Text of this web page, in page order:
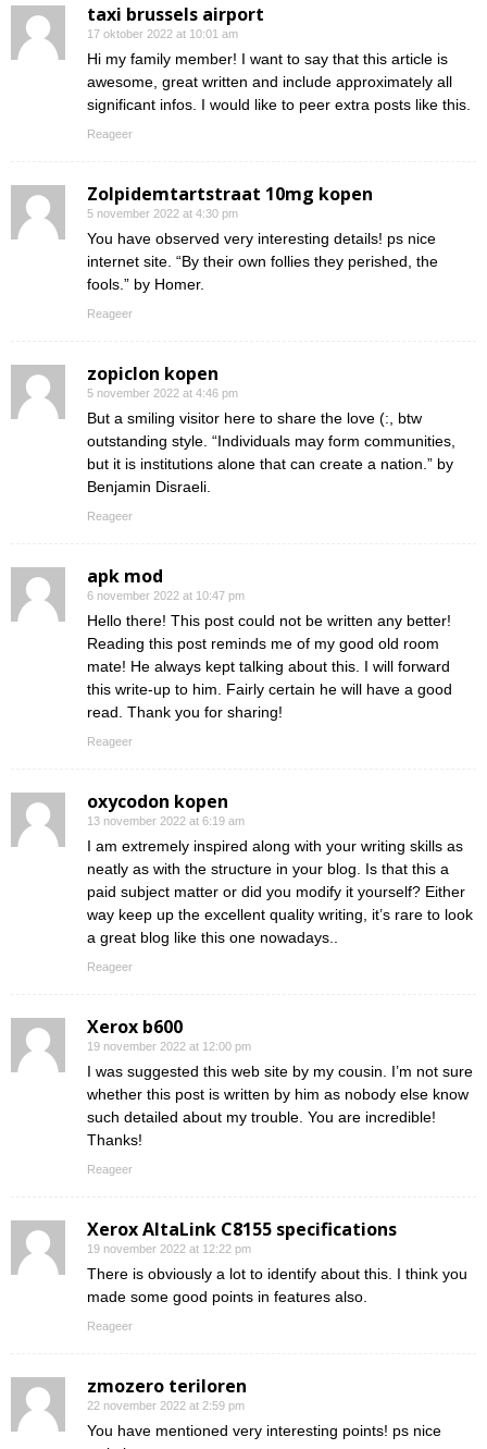
taxi brussels airport
17 oktober 2022 at 10:01 am
Hi my family member! I want to say that this article is
awesome, great written and include approximately all
significant infos. I would like to peer extra posts like this.
Reageer
Zolpidemtartstraat 10mg kopen
5 november 2022 at 4:30 pm
You have observed very interesting details! ps nice
internet site. “By their own follies they perished, the
fools.” by Homer.
Reageer
zopiclon kopen
5 november 2022 at 4:46 pm
But a smiling visitor here to share the love (:, btw
outstanding style. “Individuals may form communities,
but it is institutions alone that can create a nation.” by
Benjamin Disraeli.
Reageer
apk mod
6 november 2022 at 10:47 pm
Hello there! This post could not be written any better!
Reading this post reminds me of my good old room
mate! He always kept talking about this. I will forward
this write-up to him. Fairly certain he will have a good
read. Thank you for sharing!
Reageer
oxycodon kopen
13 november 2022 at 6:19 am
I am extremely inspired along with your writing skills as
neatly as with the structure in your blog. Is that this a
paid subject matter or did you modify it yourself? Either
way keep up the excellent quality writing, it’s rare to look
a great blog like this one nowadays..
Reageer
Xerox b600
19 november 2022 at 12:00 pm
I was suggested this web site by my cousin. I’m not sure
whether this post is written by him as nobody else know
such detailed about my trouble. You are incredible!
Thanks!
Reageer
Xerox AltaLink C8155 specifications
19 november 2022 at 12:22 pm
There is obviously a lot to identify about this. I think you
made some good points in features also.
Reageer
zmozero teriloren
22 november 2022 at 2:59 pm
You have mentioned very interesting points! ps nice